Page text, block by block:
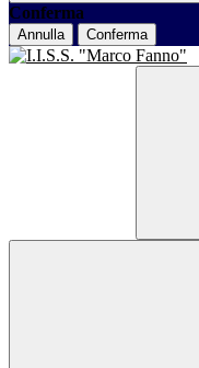
Conferma
Annulla Conferma